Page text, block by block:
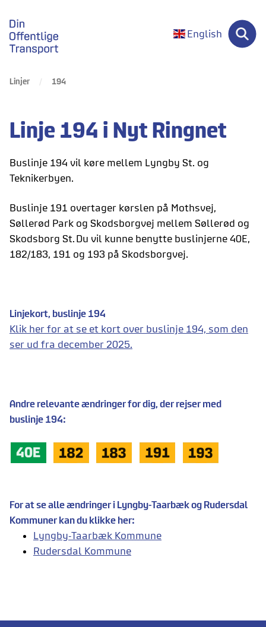
gå til forsiden
English
Linjer 194
Linje 194 i Nyt Ringnet
Buslinje 194 vil køre mellem Lyngby St. og
Teknikerbyen.
Buslinje 191 overtager kørslen på Mothsvej,
Søllerød Park og Skodsborgvej mellem Søllerød og
Skodsborg St. Du vil kunne benytte buslinjerne 40E,
182/183, 191 og 193 på Skodsborgvej.
Linjekort, buslinje 194
Klik her for at se et kort over buslinje 194, som den
ser ud fra december 2025.
Andre relevante ændringer for dig, der rejser med
buslinje 194:
For at se alle ændringer i Lyngby-Taarbæk og Rudersdal
Kommuner kan du klikke her:
Lyngby-Taarbæk Kommune
Rudersdal Kommune